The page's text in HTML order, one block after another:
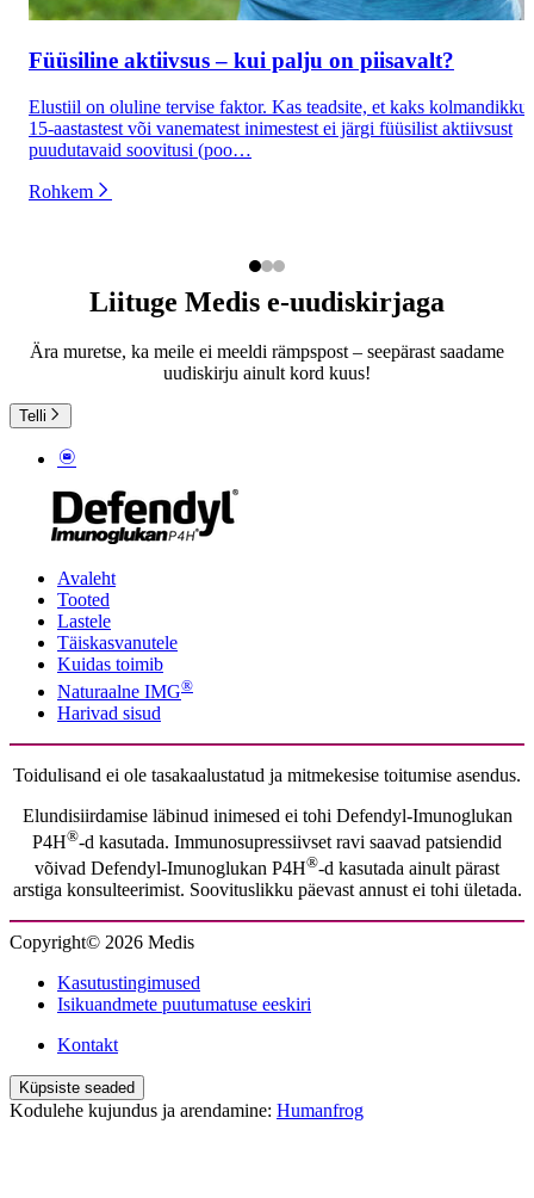
Füüsiline aktiivsus – kui palju on piisavalt?
Elustiil on oluline tervise faktor. Kas teadsite, et kaks kolmandikku
15-aastastest või vanematest inimestest ei järgi füüsilist aktiivsust
puudutavaid soovitusi (poo…
Rohkem
Liituge Medis e-uudiskirjaga
Ära muretse, ka meile ei meeldi rämpspost – seepärast saadame
uudiskirju ainult kord kuus!
Telli
Avaleht
Tooted
Lastele
Täiskasvanutele
Kuidas toimib
Naturaalne IMG®
Harivad sisud
Toidulisand ei ole tasakaalustatud ja mitmekesise toitumise asendus.
Elundisiirdamise läbinud inimesed ei tohi Defendyl-Imunoglukan
P4H®-d kasutada. Immunosupressiivset ravi saavad patsiendid
võivad Defendyl-Imunoglukan P4H®-d kasutada ainult pärast
arstiga konsulteerimist. Soovituslikku päevast annust ei tohi ületada.
Copyright© 2026 Medis
Kasutustingimused
Isikuandmete puutumatuse eeskiri
Kontakt
Küpsiste seaded
Kodulehe kujundus ja arendamine: Humanfrog